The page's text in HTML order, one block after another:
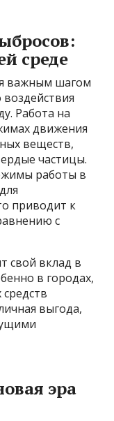
среде
важным шагом
Работа на
движения
веществ,
частицы.
работы в
приводит к
с
свой вклад в
в городах,
выгода,
эра